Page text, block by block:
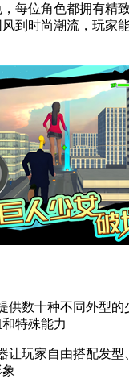
每位角色都拥有精
到时尚潮流，玩家
供数十种不同外型的
特殊能力
让玩家自由搭配发型